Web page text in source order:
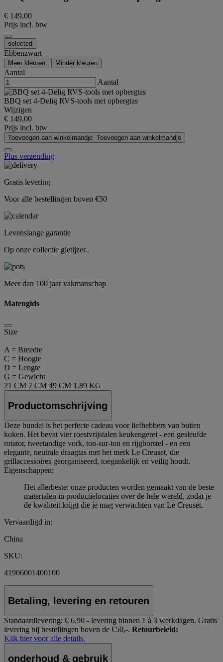
€ 149,00
Prijs incl. btw
selected
Ebbenzwart
Meer kleuren Minder kleuren
Aantal
Aantal
BBQ set 4-Delig RVS-tools met opbergtas
Wijzigen
€ 149,00
Prijs incl. btw
Toevoegen aan winkelmandje Toevoegen aan winkelmandje
Plus verzending
Gratis levering
Voor alle bestellingen boven €50
Levenslange garantie
Op onze collectie gietijzer..
Meer dan 100 jaar vakmanschap
Matengids
Size
A = Breedte
C = Hoogte
D = Lengte
G = Gewicht
21 CM 7 CM 49 CM 1.89 KG
Productomschrijving
Deze bundel is het perfecte cadeau voor liefhebbers van buiten
koken. Het bevat vier roestvrijstalen keukengerei - een gesleufde
rotator, tweetandige vork, ton-sur-ton en rijgborstel - en een
elegante, neutrale draagtas met het merk Le Creuset, die
grillaccessoires georganiseerd, toegankelijk en veilig houdt.
Eigenschappen:
Het allerbeste: onze producten worden gemaakt van de beste
materialen in productielocaties over de hele wereld, zodat je
de kwaliteit krijgt die je mag verwachten van Le Creuset.
Vervaardigd in:
China
SKU:
41906001400100
Betaling, levering en retouren
Standaardlevering: € 6,90 - levering binnen 1 à 3 werkdagen. Gratis
levering bij bestellingen boven de €50,-. Retourbeleid:
Klik hier voor alle details.
onderhoud & gebruik